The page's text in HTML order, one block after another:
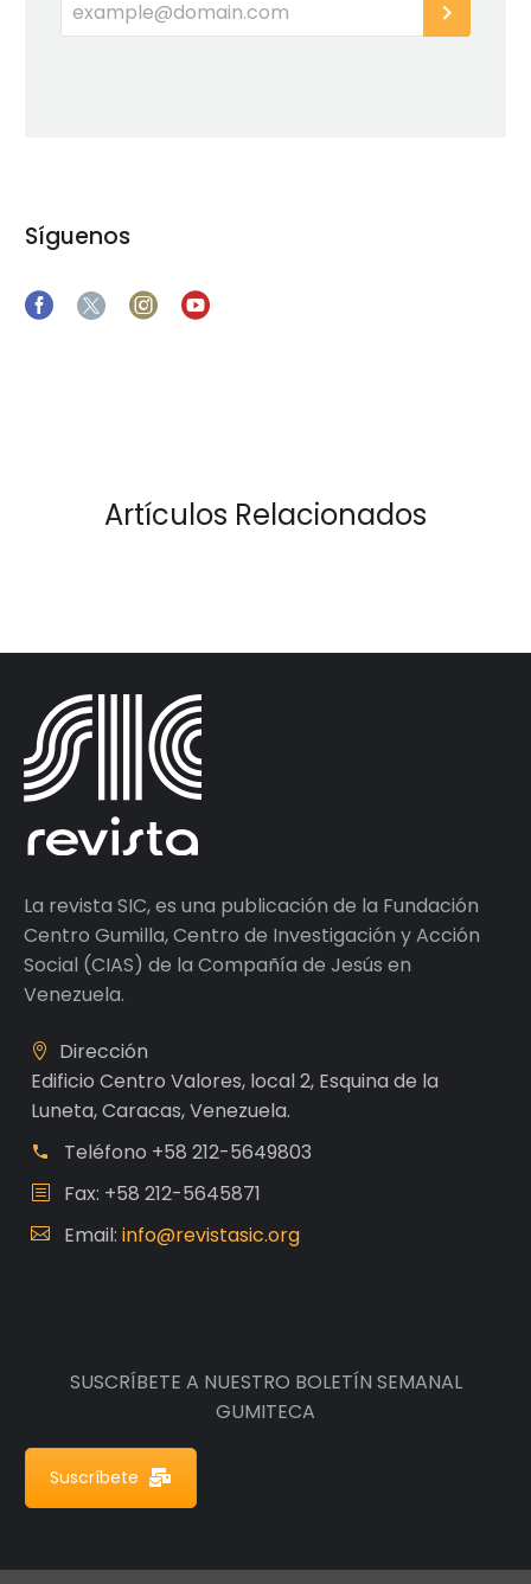
Síguenos
Artículos Relacionados
La revista SIC, es una publicación de la Fundación
Centro Gumilla, Centro de Investigación y Acción
Social (CIAS) de la Compañía de Jesús en
Venezuela.
Dirección
Edificio Centro Valores, local 2, Esquina de la
Luneta, Caracas, Venezuela.
Teléfono +58 212-5649803
Fax: +58 212-5645871
Email: info@revistasic.org
SUSCRÍBETE A NUESTRO BOLETÍN SEMANAL
GUMITECA
Suscríbete